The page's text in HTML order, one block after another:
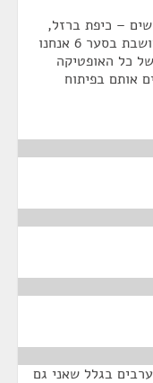
– כיפת ברזל,
מערכות ספיידר, גם את הכיפה הימית שיושבת בסער 6 אנחנו
של כל האופטיקה
אותם בפיתוח
בגלל שאני גם